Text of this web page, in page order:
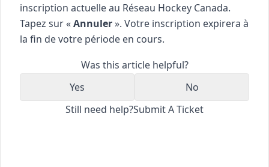
inscription actuelle au Réseau Hockey Canada.
Tapez sur «Annuler». Votre inscription expirera à
la fin de votre période en cours.
Was this article helpful?
Yes
No
Still need help?Submit A Ticket